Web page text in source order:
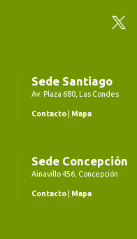
Twitter
Sede Santiago
Av. Plaza 680, Las Condes
Contacto Mapa
Sede Concepción
Ainavillo 456, Concepción
Contacto Mapa